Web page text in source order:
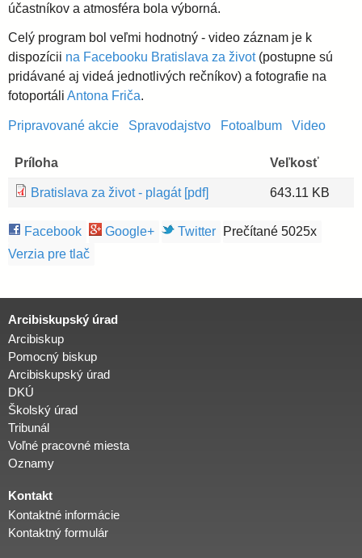
i
e
c
é
z
a
účastníkov a atmosféra bola výborná.
Celý program bol veľmi hodnotný - video záznam je k
dispozícii na Facebooku Bratislava za život(postupne sú
pridávané aj videá jednotlivých rečníkov) a fotografie na
fotoportáli Antona Friča.
Pripravované akcie Spravodajstvo Fotoalbum Video
Príloha Veľkosť
Bratislava za život - plagát [pdf] 643.11 KB
Facebook Google+ Twitter
Prečítané 5025x
Verzia pre tlač
Arcibiskupský úrad
Arcibiskup
Pomocný biskup
Arcibiskupský úrad
DKÚ
Školský úrad
Tribunál
Voľné pracovné miesta
Oznamy
Kontakt
Kontaktné informácie
Kontaktný formulár